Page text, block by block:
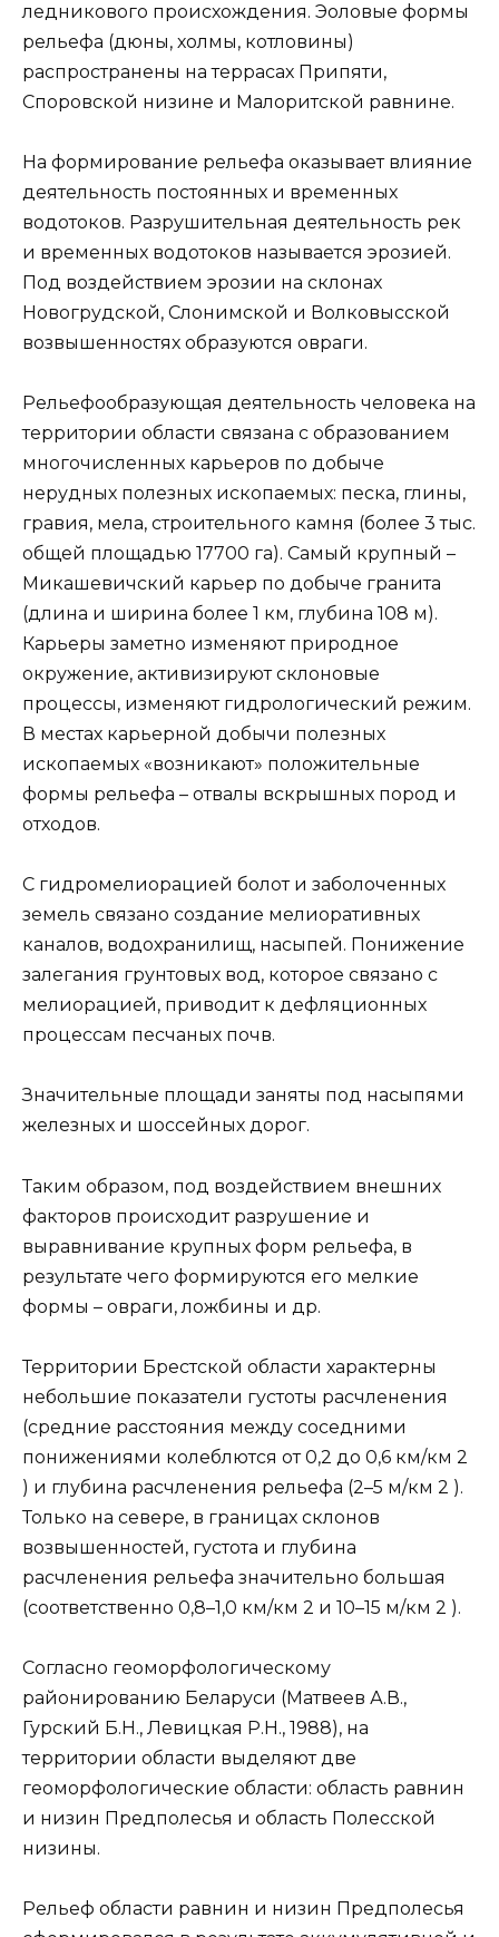
ледникового происхождения. Эоловые формы
рельефа (дюны, холмы, котловины)
распространены на террасах Припяти,
Споровской низине и Малоритской равнине.
На формирование рельефа оказывает влияние
деятельность постоянных и временных
водотоков. Разрушительная деятельность рек
и временных водотоков называется эрозией.
Под воздействием эрозии на склонах
Новогрудской, Слонимской и Волковысской
возвышенностях образуются овраги.
Рельефообразующая деятельность человека на
территории области связана с образованием
многочисленных карьеров по добыче
нерудных полезных ископаемых: песка, глины,
гравия, мела, строительного камня (более 3 тыс.
общей площадью 17700 га). Самый крупный –
Микашевичский карьер по добыче гранита
(длина и ширина более 1 км, глубина 108 м).
Карьеры заметно изменяют природное
окружение, активизируют склоновые
процессы, изменяют гидрологический режим.
В местах карьерной добычи полезных
ископаемых «возникают» положительные
формы рельефа – отвалы вскрышных пород и
отходов.
С гидромелиорацией болот и заболоченных
земель связано создание мелиоративных
каналов, водохранилищ, насыпей. Понижение
залегания грунтовых вод, которое связано с
мелиорацией, приводит к дефляционных
процессам песчаных почв.
Значительные площади заняты под насыпями
железных и шоссейных дорог.
Таким образом, под воздействием внешних
факторов происходит разрушение и
выравнивание крупных форм рельефа, в
результате чего формируются его мелкие
формы – овраги, ложбины и др.
Территории Брестской области характерны
небольшие показатели густоты расчленения
(средние расстояния между соседними
понижениями колеблются от 0,2 до 0,6 км/км 2
) и глубина расчленения рельефа (2–5 м/км 2 ).
Только на севере, в границах склонов
возвышенностей, густота и глубина
расчленения рельефа значительно большая
(соответственно 0,8–1,0 км/км 2 и 10–15 м/км 2 ).
Согласно геоморфологическому
районированию Беларуси (Матвеев А.В.,
Гурский Б.Н., Левицкая Р.Н., 1988), на
территории области выделяют две
геоморфологические области: область равнин
и низин Предполесья и область Полесской
низины.
Рельеф области равнин и низин Предполесья